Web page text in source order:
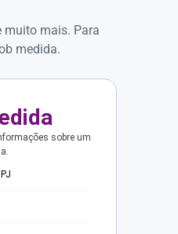
muito mais. Para
medida.
sobre um